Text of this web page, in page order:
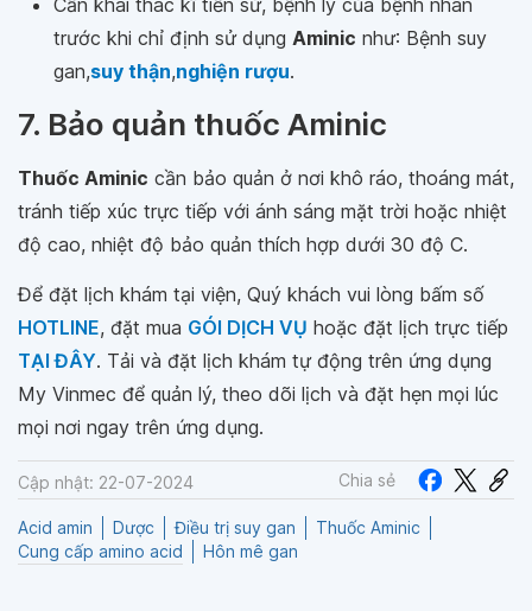
Cần khai thác kĩ tiền sử, bệnh lý của bệnh nhân
trước khi chỉ định sử dụng Aminic như: Bệnh suy
gan,suy thận,nghiện rượu.
7. Bảo quản thuốc Aminic
Thuốc Aminic cần bảo quản ở nơi khô ráo, thoáng mát,
tránh tiếp xúc trực tiếp với ánh sáng mặt trời hoặc nhiệt
độ cao, nhiệt độ bảo quản thích hợp dưới 30 độ C.
Để đặt lịch khám tại viện, Quý khách vui lòng bấm số
HOTLINE, đặt mua GÓI DỊCH VỤ hoặc đặt lịch trực tiếp
TẠI ĐÂY. Tải và đặt lịch khám tự động trên ứng dụng
My Vinmec để quản lý, theo dõi lịch và đặt hẹn mọi lúc
mọi nơi ngay trên ứng dụng.
Cập nhật: 22-07-2024 Chia sẻ
Acid amin Dược Điều trị suy gan
Thuốc Aminic
Cung cấp amino acid
Hôn mê gan